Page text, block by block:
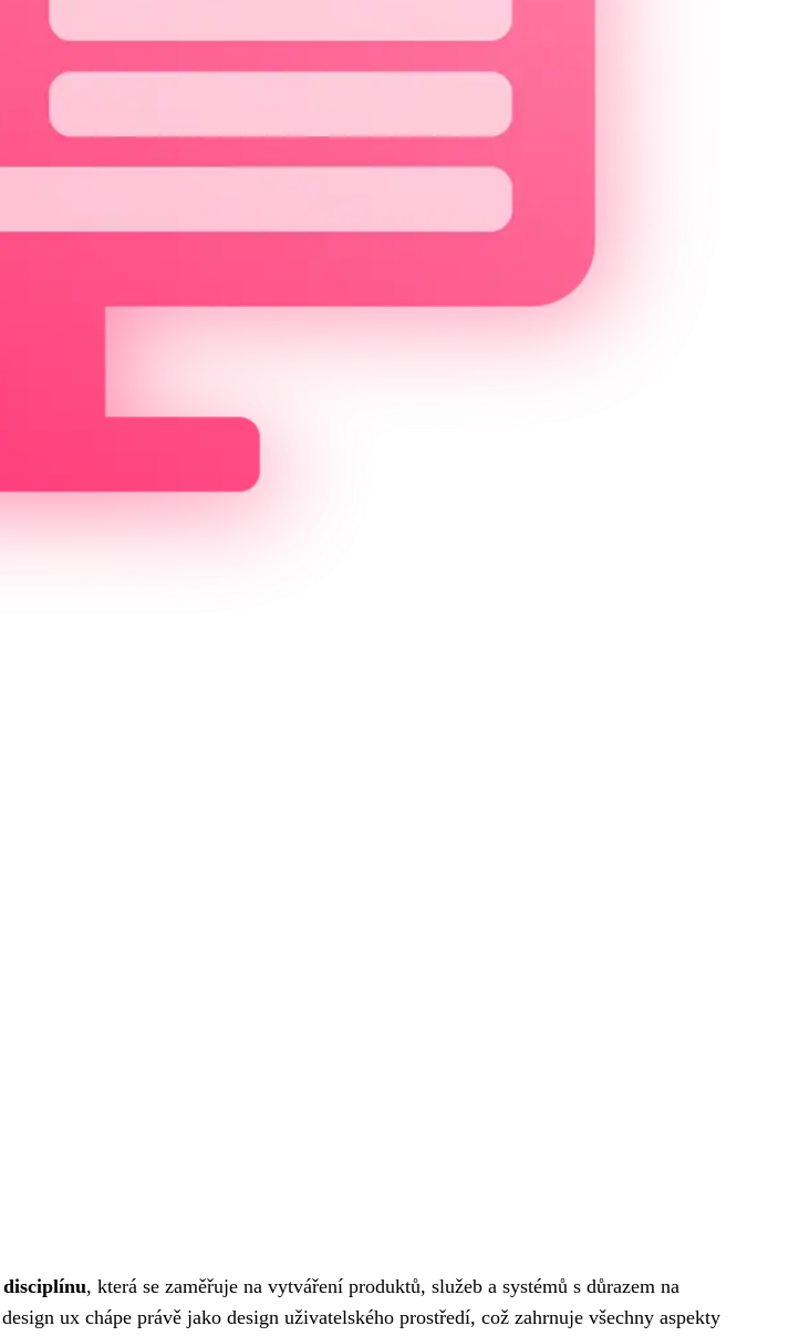
disciplínu, která se zaměřuje na vytváření produktů, služeb a systémů s důrazem na
ux chápe právě jako design uživatelského prostředí, což zahrnuje všechny aspekty